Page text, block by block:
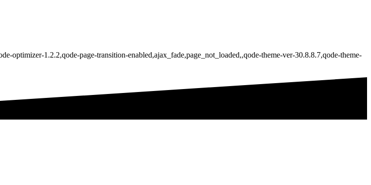
optimizer-1.2.2,qode-page-transition-enabled,ajax_fade,page_not_loaded,,qode-theme-ver-30.8.8.7,qode-theme-